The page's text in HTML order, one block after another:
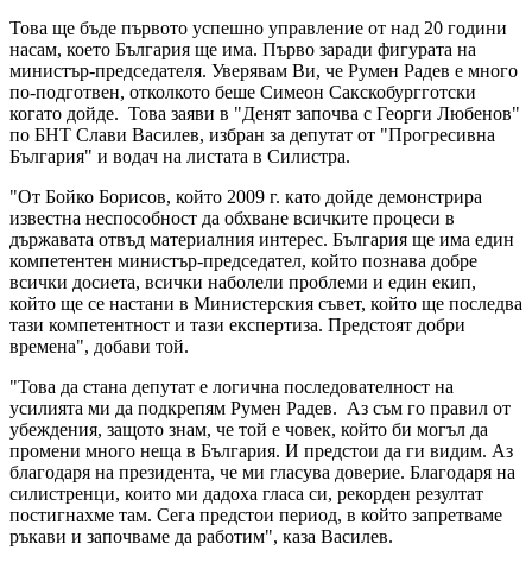
Това ще бъде първото успешно управление от над 20 години
насам, което България ще има. Първо заради фигурата на
министър-председателя. Уверявам Ви, че Румен Радев е много
по-подготвен, отколкото беше Симеон Сакскобургготски
когато дойде. Това заяви в "Денят започва с Георги Любенов"
по БНТ Слави Василев, избран за депутат от "Прогресивна
България" и водач на листата в Силистра.
"От Бойко Борисов, който 2009 г. като дойде демонстрира
известна неспособност да обхване всичките процеси в
държавата отвъд материалния интерес. България ще има един
компетентен министър-председател, който познава добре
всички досиета, всички наболели проблеми и един екип,
който ще се настани в Министерския съвет, който ще последва
тази компетентност и тази експертиза. Предстоят добри
времена", добави той.
"Това да стана депутат е логична последователност на
усилията ми да подкрепям Румен Радев. Аз съм го правил от
убеждения, защото знам, че той е човек, който би могъл да
промени много неща в България. И предстои да ги видим. Аз
благодаря на президента, че ми гласува доверие. Благодаря на
силистренци, които ми дадоха гласа си, рекорден резултат
постигнахме там. Сега предстои период, в който запретваме
ръкави и започваме да работим", каза Василев.